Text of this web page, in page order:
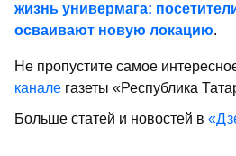
жизнь универмага:
осваивают новую локацию.
Не пропустите самое
канале газеты «Республика
Больше статей и новостей в